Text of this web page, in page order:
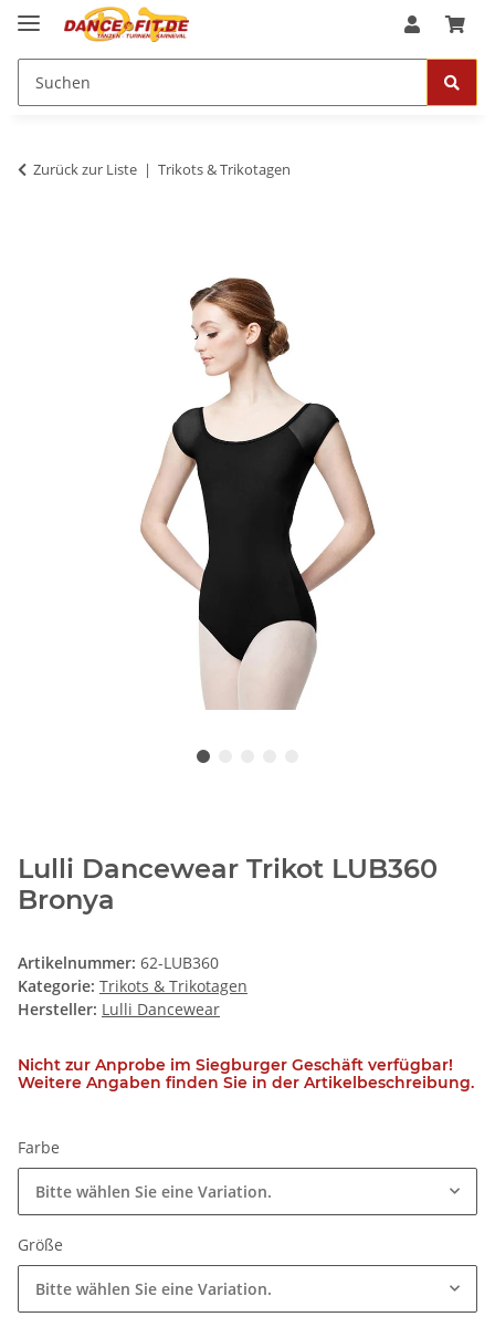
Zurück zur Liste Trikots & Trikotagen
Lulli Dancewear Trikot LUB360
Bronya
Artikelnummer: 62-LUB360
Kategorie: Trikots & Trikotagen
Hersteller: Lulli Dancewear
Nicht zur Anprobe im Siegburger Geschäft verfügbar!
Weitere Angaben finden Sie in der Artikelbeschreibung.
Farbe
Bitte wählen Sie eine Variation.
Größe
Bitte wählen Sie eine Variation.